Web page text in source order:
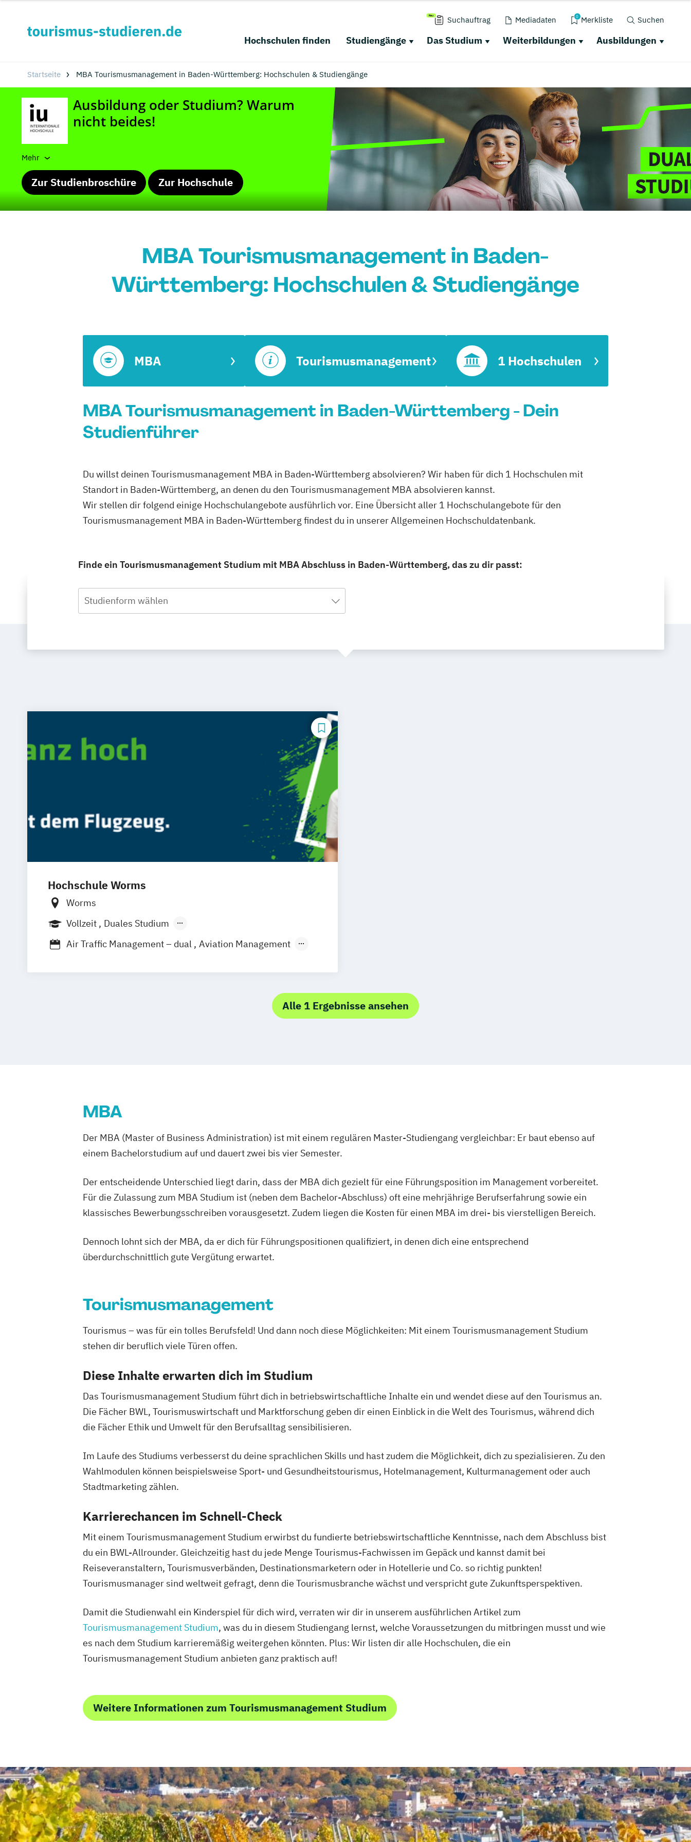
Suchauftrag Mediadaten 0 Merkliste Suchen
Hochschulen finden Studiengänge Das Studium Weiterbildungen Ausbildungen
Startseite MBA Tourismusmanagement in Baden-Württemberg: Hochschulen & Studiengänge
Mehr
Zur Studienbroschüre Zur Hochschule
MBA Tourismusmanagement in Baden-
Württemberg: Hochschulen & Studiengänge
MBA Tourismusmanagement 1 Hochschulen
MBA Tourismusmanagement in Baden-Württemberg - Dein
Studienführer
Du willst deinen Tourismusmanagement MBA in Baden-Württemberg absolvieren? Wir haben für dich 1 Hochschulen mit
Standort in Baden-Württemberg, an denen du den Tourismusmanagement MBA absolvieren kannst.
Wir stellen dir folgend einige Hochschulangebote ausführlich vor. Eine Übersicht aller 1 Hochschulangebote für den
Tourismusmanagement MBA in Baden-Württemberg findest du in unserer Allgemeinen Hochschuldatenbank.
Finde ein Tourismusmanagement Studium mit MBA Abschluss in Baden-Württemberg, das zu dir passt:
Studienform wählen
Hochschule Worms
Worms
Vollzeit
Duales Studium
Berufsbegleitendes Präsenzstudium
Air Traffic Management – dual
Aviation Management
Aviation Management – dual
Alle 1 Ergebnisse ansehen
MBA
Der MBA (Master of Business Administration) ist mit einem regulären Master-Studiengang vergleichbar: Er baut ebenso auf
einem Bachelorstudium auf und dauert zwei bis vier Semester.
Der entscheidende Unterschied liegt darin, dass der MBA dich gezielt für eine Führungsposition im Management vorbereitet.
Für die Zulassung zum MBA Studium ist (neben dem Bachelor-Abschluss) oft eine mehrjährige Berufserfahrung sowie ein
klassisches Bewerbungsschreiben vorausgesetzt. Zudem liegen die Kosten für einen MBA im drei- bis vierstelligen Bereich.
Dennoch lohnt sich der MBA, da er dich für Führungspositionen qualifiziert, in denen dich eine entsprechend
überdurchschnittlich gute Vergütung erwartet.
Tourismusmanagement
Tourismus – was für ein tolles Berufsfeld! Und dann noch diese Möglichkeiten: Mit einem Tourismusmanagement Studium
stehen dir beruflich viele Türen offen.
Diese Inhalte erwarten dich im Studium
Das Tourismusmanagement Studium führt dich in betriebswirtschaftliche Inhalte ein und wendet diese auf den Tourismus an.
Die Fächer BWL, Tourismuswirtschaft und Marktforschung geben dir einen Einblick in die Welt des Tourismus, während dich
die Fächer Ethik und Umwelt für den Berufsalltag sensibilisieren.
Im Laufe des Studiums verbesserst du deine sprachlichen Skills und hast zudem die Möglichkeit, dich zu spezialisieren. Zu den
Wahlmodulen können beispielsweise Sport- und Gesundheitstourismus, Hotelmanagement, Kulturmanagement oder auch
Stadtmarketing zählen.
Karrierechancen im Schnell-Check
Mit einem Tourismusmanagement Studium erwirbst du fundierte betriebswirtschaftliche Kenntnisse, nach dem Abschluss bist
du ein BWL-Allrounder. Gleichzeitig hast du jede Menge Tourismus-Fachwissen im Gepäck und kannst damit bei
Reiseveranstaltern, Tourismusverbänden, Destinationsmarketern oder in Hotellerie und Co. so richtig punkten!
Tourismusmanager sind weltweit gefragt, denn die Tourismusbranche wächst und verspricht gute Zukunftsperspektiven.
Damit die Studienwahl ein Kinderspiel für dich wird, verraten wir dir in unserem ausführlichen Artikel zum
Tourismusmanagement Studium, was du in diesem Studiengang lernst, welche Voraussetzungen du mitbringen musst und wie
es nach dem Studium karrieremäßig weitergehen könnten. Plus: Wir listen dir alle Hochschulen, die ein
Tourismusmanagement Studium anbieten ganz praktisch auf!
Weitere Informationen zum Tourismusmanagement Studium